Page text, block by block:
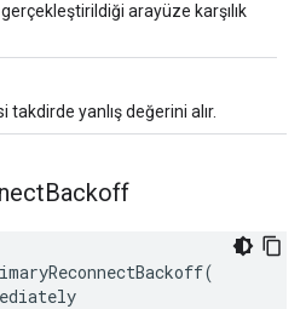
arayüze karşılık
yanlış değerini alır.
Backoff